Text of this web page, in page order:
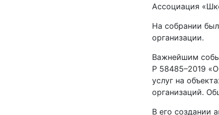
Ассоциация
На собрании
организации.
Важнейшим
Р 58485–2019
услуг на
организаций.
В его создании